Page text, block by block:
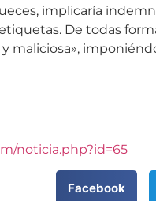
implicaría
De todas
maliciosa»,
noticia.php?id=65
Facebook